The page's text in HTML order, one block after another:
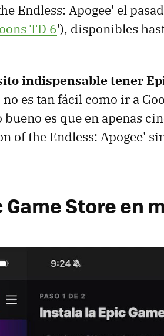
Endless: Apogee' el
TD 6'), disponibles
indispensable tener
no es tan fácil como ir a
bueno es que en apenas
of the Endless: Apogee'
Store en